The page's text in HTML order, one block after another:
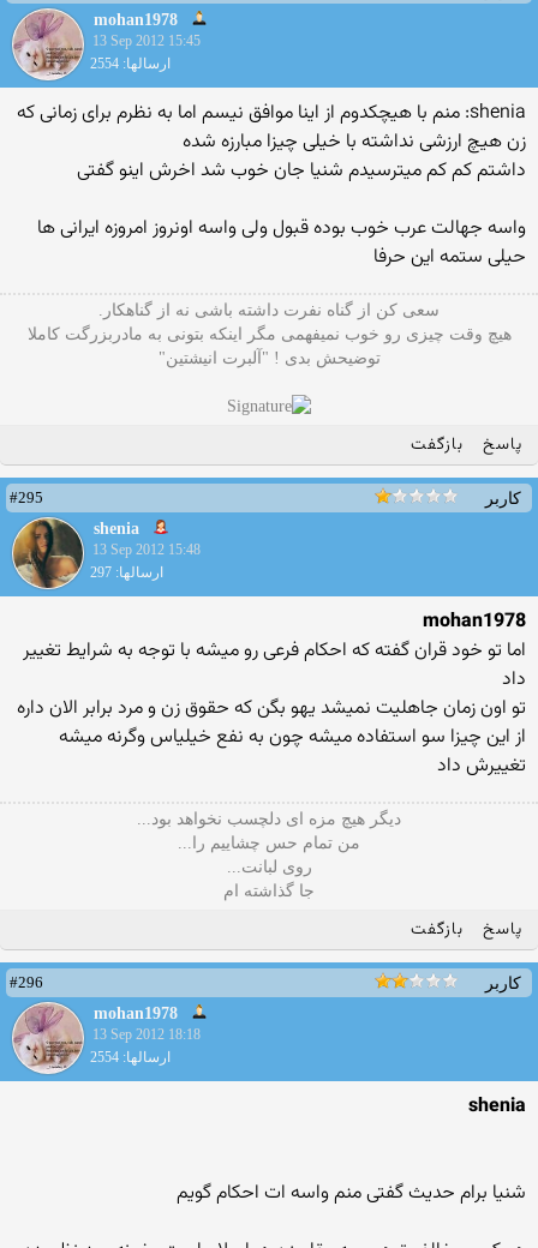
mohan1978
13 Sep 2012 15:45
ارسالها: 2554
shenia: منم با هیچکدوم از اینا موافق نیسم اما به نظرم برای زمانی که
زن هیچ ارزشی نداشته با خیلی چیزا مبارزه شده
داشتم کم کم میترسیدم شنیا جان خوب شد اخرش اینو گفتی
واسه جهالت عرب خوب بوده قبول ولی واسه اونروز امروزه ایرانی ها
حیلی ستمه این حرفا
سعی کن از گناه نفرت داشته باشی نه از گناهکار.
هیچ وقت چیزی رو خوب نمیفهمی مگر اینکه بتونی به مادربزرگت کاملا
توضیحش بدی ! "آلبرت انیشتین"
پاسخ بازگفت
کاربر
#295
shenia
13 Sep 2012 15:48
ارسالها: 297
mohan1978
اما تو خود قران گفته که احکام فرعی رو میشه با توجه به شرایط تغییر
داد
تو اون زمان جاهلیت نمیشد یهو بگن که حقوق زن و مرد برابر الان داره
از این چیزا سو استفاده میشه چون به نفع خیلیاس وگرنه میشه
تغییرش داد
دیگر هیچ مزه ای دلچسب نخواهد بود...
من تمام حس چشاییم را...
روی لبانت...
جا گذاشته ام
پاسخ بازگفت
کاربر
#296
mohan1978
13 Sep 2012 18:18
ارسالها: 2554
shenia
شنیا برام حدیث گفتی منم واسه ات احکام گویم